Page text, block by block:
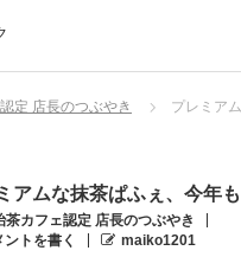
定 店長のつぶやき
プレミア
アムな抹茶ぱふぇ、今年
茶カフェ認定 店長のつぶやき
ントを書く
maiko1201